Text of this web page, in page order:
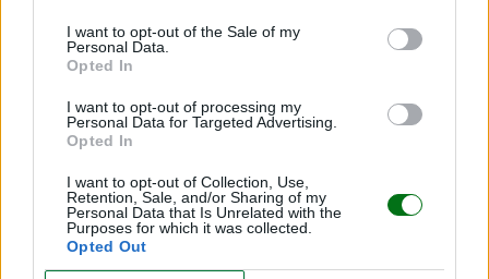
I want to opt-out of the Sale of my
Personal Data.
Opted In
I want to opt-out of processing my
Personal Data for Targeted Advertising.
Opted In
I want to opt-out of Collection, Use,
Retention, Sale, and/or Sharing of my
Personal Data that Is Unrelated with the
Purposes for which it was collected.
Opted Out
su bebé por una foto con Harry Styles?
"Me fui de fiesta con miedo y culpa": Influencer
reflexiona sobre volver a ser una misma después
de ser madre